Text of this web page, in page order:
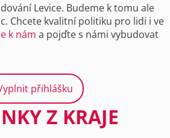
Levice. Budeme k tomu ale
Chcete kvalitní politiku pro lidi i ve
k nám a pojďte s námi vybudovat
přihlášku
Z KRAJE